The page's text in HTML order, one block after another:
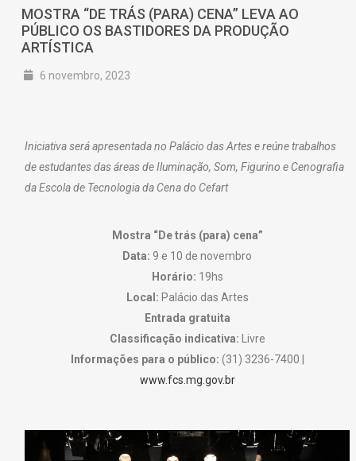
MOSTRA “DE TRÁS (PARA) CENA” LEVA AO
PÚBLICO OS BASTIDORES DA PRODUÇÃO
ARTÍSTICA
6 novembro, 2023
Iniciativa será apresentada no Palácio das Artes e reúne trabalhos
de estudantes das áreas de Iluminação, Som, Figurino e Cenografia
da Escola de Tecnologia da Cena do Cefart
Mostra “De trás (para) cena”
Data: 9 e 10 de novembro
Horário: 19hs
Local: Palácio das Artes
Entrada gratuita
Classificação indicativa: Livre
Informações para o público: (31) 3236-7400 |
www.fcs.mg.gov.br